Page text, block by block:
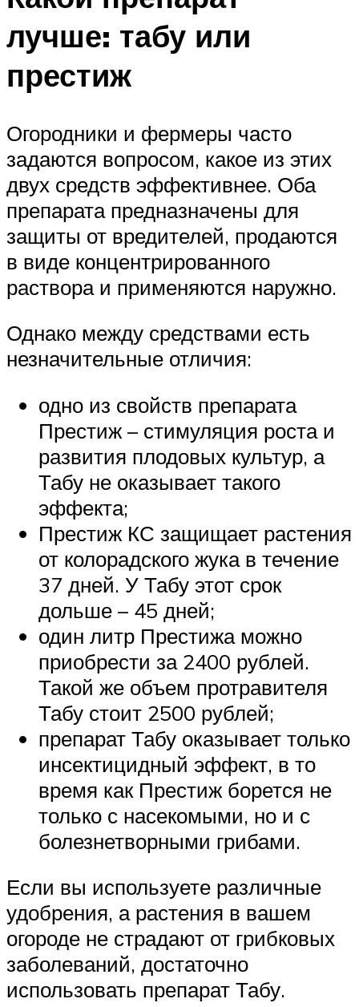
лучше: табу или
престиж
Огородники и фермеры часто
задаются вопросом, какое из этих
двух средств эффективнее. Оба
препарата предназначены для
защиты от вредителей, продаются
в виде концентрированного
раствора и применяются наружно.
Однако между средствами есть
незначительные отличия:
одно из свойств препарата
Престиж – стимуляция роста и
развития плодовых культур, а
Табу не оказывает такого
эффекта;
Престиж КС защищает растения
от колорадского жука в течение
37 дней. У Табу этот срок
дольше – 45 дней;
один литр Престижа можно
приобрести за 2400 рублей.
Такой же объем протравителя
Табу стоит 2500 рублей;
препарат Табу оказывает только
инсектицидный эффект, в то
время как Престиж борется не
только с насекомыми, но и с
болезнетворными грибами.
Если вы используете различные
удобрения, а растения в вашем
огороде не страдают от грибковых
заболеваний, достаточно
использовать препарат Табу.